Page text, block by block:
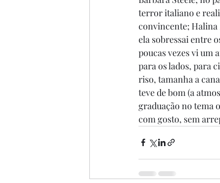
terror italiano e
convincente; Halina
ela sobressai entre
poucas vezes vi um
para os lados, para
riso, tamanha a
teve de bom (a
graduação no tema
com gosto, sem